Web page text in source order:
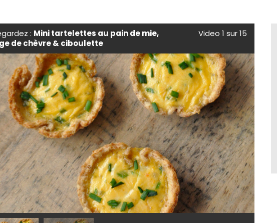
: Mini tartelettes au pain de mie,
de chèvre & ciboulette
Video 1 sur 15